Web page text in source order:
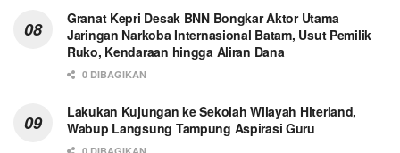
Granat Kepri Desak BNN Bongkar Aktor Utama
Jaringan Narkoba Internasional Batam, Usut Pemilik
Ruko, Kendaraan hingga Aliran Dana
0 DIBAGIKAN
Lakukan Kujungan ke Sekolah Wilayah Hiterland,
Wabup Langsung Tampung Aspirasi Guru